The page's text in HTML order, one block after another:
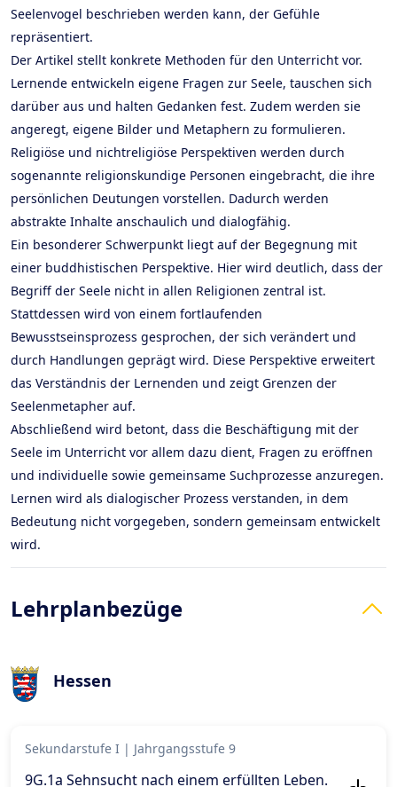
Seelenvogel beschrieben werden kann, der Gefühle
repräsentiert.
Der Artikel stellt konkrete Methoden für den Unterricht vor.
Lernende entwickeln eigene Fragen zur Seele, tauschen sich
darüber aus und halten Gedanken fest. Zudem werden sie
angeregt, eigene Bilder und Metaphern zu formulieren.
Religiöse und nichtreligiöse Perspektiven werden durch
sogenannte religionskundige Personen eingebracht, die ihre
persönlichen Deutungen vorstellen. Dadurch werden
abstrakte Inhalte anschaulich und dialogfähig.
Ein besonderer Schwerpunkt liegt auf der Begegnung mit
einer buddhistischen Perspektive. Hier wird deutlich, dass der
Begriff der Seele nicht in allen Religionen zentral ist.
Stattdessen wird von einem fortlaufenden
Bewusstseinsprozess gesprochen, der sich verändert und
durch Handlungen geprägt wird. Diese Perspektive erweitert
das Verständnis der Lernenden und zeigt Grenzen der
Seelenmetapher auf.
Abschließend wird betont, dass die Beschäftigung mit der
Seele im Unterricht vor allem dazu dient, Fragen zu eröffnen
und individuelle sowie gemeinsame Suchprozesse anzuregen.
Lernen wird als dialogischer Prozess verstanden, in dem
Bedeutung nicht vorgegeben, sondern gemeinsam entwickelt
wird.
Lehrplanbezüge
Hessen
Sekundarstufe I | Jahrgangsstufe 9
9G.1a Sehnsucht nach einem erfüllten Leben.